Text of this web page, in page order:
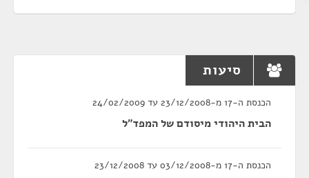
סיעות
הכנסת ה-17 מ-23/12/2008 עד 24/02/2009
הבית היהודי מיסודם של המפד"ל
הכנסת ה-17 מ-03/12/2008 עד 23/12/2008